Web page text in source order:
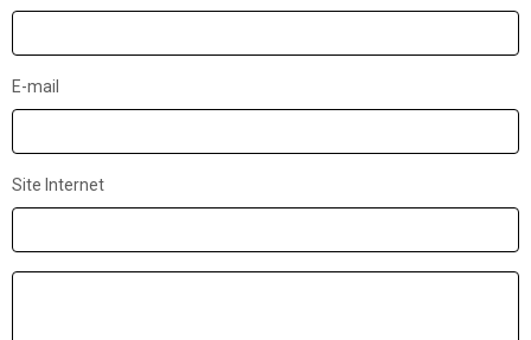
E-mail
Site Internet